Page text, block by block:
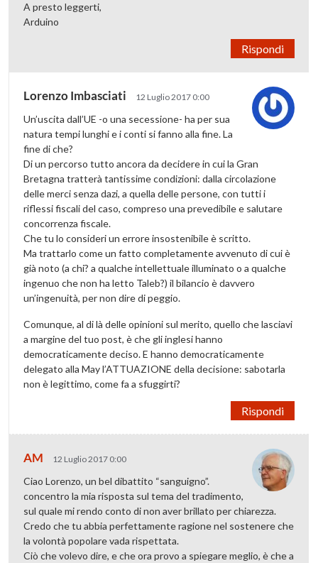
A presto leggerti,
Arduino
Rispondi
Lorenzo Imbasciati 12 Luglio 2017 0:00
Un’uscita dall’UE -o una secessione- ha per sua
natura tempi lunghi e i conti si fanno alla fine. La
fine di che?
Di un percorso tutto ancora da decidere in cui la Gran
Bretagna tratterà tantissime condizioni: dalla circolazione
delle merci senza dazi, a quella delle persone, con tutti i
riflessi fiscali del caso, compreso una prevedibile e salutare
concorrenza fiscale.
Che tu lo consideri un errore insostenibile è scritto.
Ma trattarlo come un fatto completamente avvenuto di cui è
già noto (a chi? a qualche intellettuale illuminato o a qualche
ingenuo che non ha letto Taleb?) il bilancio è davvero
un’ingenuità, per non dire di peggio.
Comunque, al di là delle opinioni sul merito, quello che lasciavi
a margine del tuo post, è che gli inglesi hanno
democraticamente deciso. E hanno democraticamente
delegato alla May l’ATTUAZIONE della decisione: sabotarla
non è legittimo, come fa a sfuggirti?
Rispondi
AM 12 Luglio 2017 0:00
Ciao Lorenzo, un bel dibattito “sanguigno”.
concentro la mia risposta sul tema del tradimento,
sul quale mi rendo conto di non aver brillato per chiarezza.
Credo che tu abbia perfettamente ragione nel sostenere che
la volontà popolare vada rispettata.
Ciò che volevo dire, e che ora provo a spiegare meglio, è che a